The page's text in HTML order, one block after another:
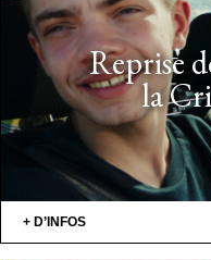
Reprise
la
+ D’INFOS